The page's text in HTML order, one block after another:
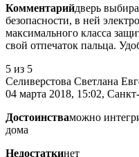
Комментарийдверь
безопасности, в ней
максимального класса
свой отпечаток пальца.
5 из 5
Селиверстова Светлана
04 марта 2018, 15:02,
Достоинстваможно
дома
Недостаткинет